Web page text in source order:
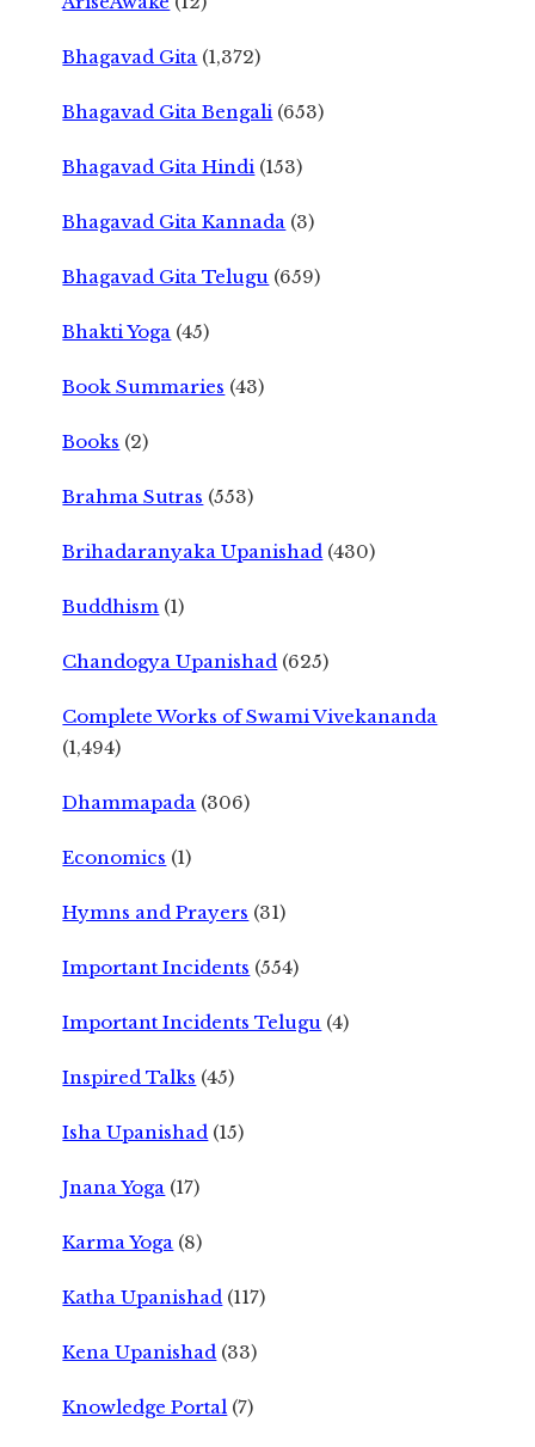
Bhagavad Gita (1,372)
Bhagavad Gita Bengali (653)
Bhagavad Gita Hindi (153)
Bhagavad Gita Kannada (3)
Bhagavad Gita Telugu (659)
Bhakti Yoga (45)
Book Summaries (43)
Books (2)
Brahma Sutras (553)
Brihadaranyaka Upanishad (430)
Buddhism (1)
Chandogya Upanishad (625)
Complete Works of Swami Vivekananda
(1,494)
Dhammapada (306)
Economics (1)
Hymns and Prayers (31)
Important Incidents (554)
Important Incidents Telugu (4)
Inspired Talks (45)
Isha Upanishad (15)
Jnana Yoga (17)
Karma Yoga (8)
Katha Upanishad (117)
Kena Upanishad (33)
Knowledge Portal (7)